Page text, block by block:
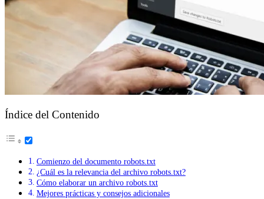
Índice del Contenido
Comienzo del documento robots.txt
¿Cuál es la relevancia del archivo robots.txt?
Cómo elaborar un archivo robots.txt
Mejores prácticas y consejos adicionales